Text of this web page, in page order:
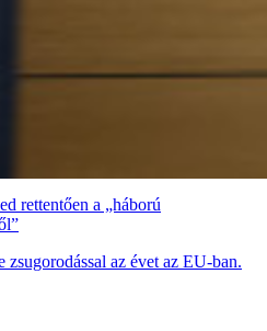
rettentően a „háború
zsugorodással az évet az EU-ban.